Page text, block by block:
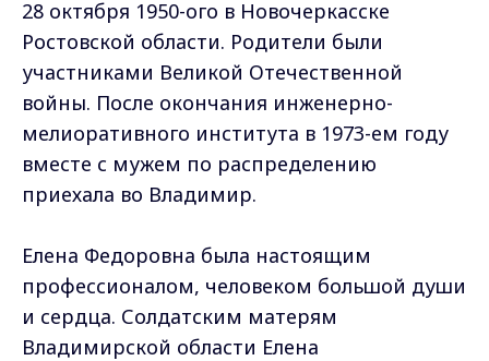
28 октября 1950-ого в Новочеркасске
Ростовской области. Родители были
участниками Великой Отечественной
войны. После окончания инженерно-
мелиоративного института в 1973-ем году
вместе с мужем по распределению
приехала во Владимир.
Елена Федоровна была настоящим
профессионалом, человеком большой души
и сердца. Солдатским матерям
Владимирской области Елена